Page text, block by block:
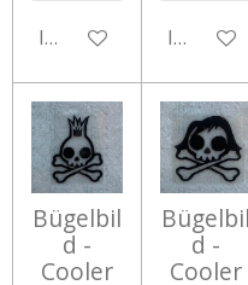
In den WarenkorbIn den
Bügelbil
d -
Cooler
Bügelbil
d -
Cooler